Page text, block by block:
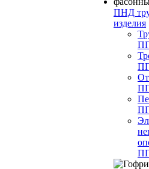
ПНД
изделия